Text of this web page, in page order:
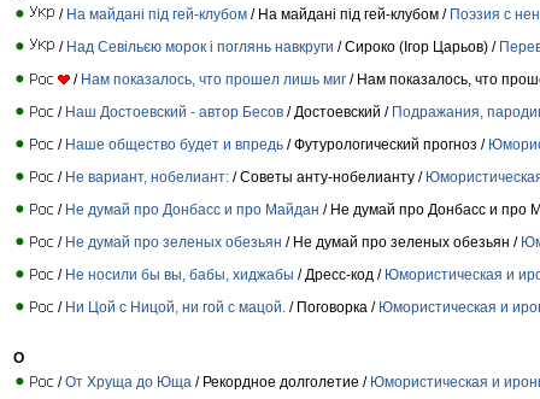
/ На майдані під гей-клубом / На майдані під гей-клубом / Поэзия с
/ Над Севільєю морок і поглянь навкруги / Сироко (Ігор Царьов) /
/ Нам показалось, что прошел лишь миг / Нам показалось, что
/ Наш Достоевский - автор Бесов / Достоевский / Подражания,
/ Наше общество будет и впредь / Футурологический прогноз /
/ Не вариант, нобелиант: / Советы анту-нобелианту /
/ Не думай про Донбасс и про Майдан / Не думай про Донбасс и про
/ Не думай про зеленых обезьян / Не думай про зеленых обезьян /
/ Не носили бы вы, бабы, хиджабы / Дресс-код / Юмористическая и
/ Ни Цой с Ницой, ни гой с мацой. / Поговорка / Юмористическая и
О
/От Хруща до Юща / Рекордное долголетие / Юмористическая и